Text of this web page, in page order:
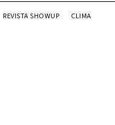
REVISTA SHOWUP CLIMA